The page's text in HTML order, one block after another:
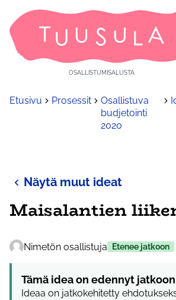
OSALLISTUMISALUSTA
Etusivu Prosessit
Osallistuva
budjetointi
2020
Näytä muut ideat
Maisalantien
Nimetön osallistuja Etenee jatkoon
Tämä idea on edennyt
Ideaa on jatkokehitetty